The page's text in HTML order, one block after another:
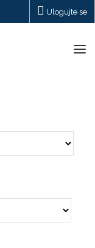
Ulogujte se